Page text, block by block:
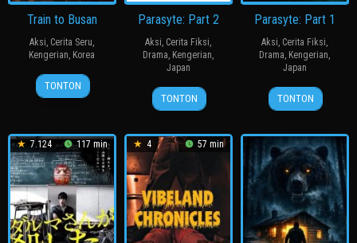
Train to Busan
Aksi, Cerita Seru,
Kengerian, Korea
20
Jul
연
상
TONTON
Parasyte: Part 2
Aksi, Cerita Fiksi,
Drama, Kengerian,
Japan
25
Apr
Takashi
Yamazaki
TONTON
Parasyte: Part 1
Aksi, Cerita Fiksi,
Drama, Kengerian,
Japan
29
Nov
Takashi
Yamazaki
TONTON
7.124 117 min 4 57 min